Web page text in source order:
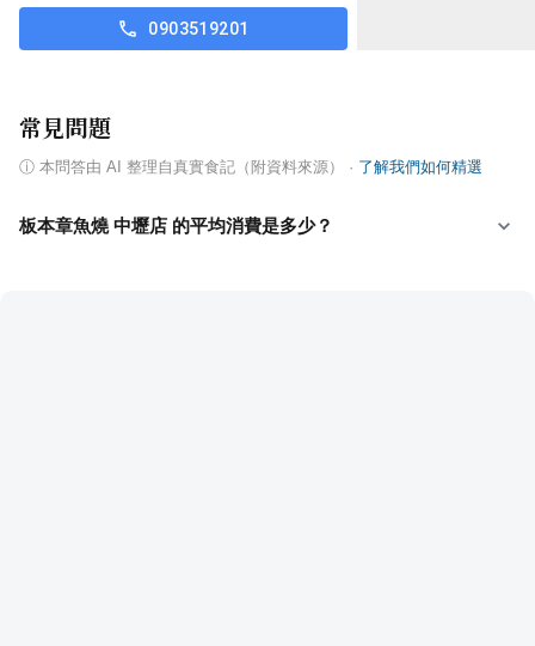
0903519201
常見問題
ⓘ 本問答由 AI 整理自真實食記（附資料來源） · 了解我們如何精選
板本章魚燒 中壢店 的平均消費是多少？